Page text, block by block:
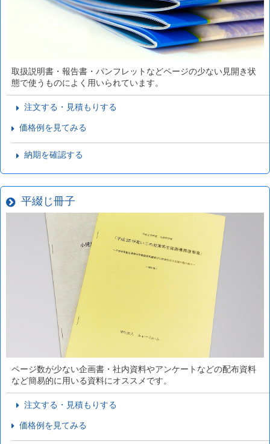
取扱説明書・報告書・パンフレットなどページの少ない見開き状
態で使うものによく用いられています。
注文する・見積もりする
価格例を見てみる
納期を確認する
平綴じ冊子
ページ数が少ない企画書・社内資料やアンケートなどの配布資料
など簡易的に用いる資料にオススメです。
注文する・見積もりする
価格例を見てみる